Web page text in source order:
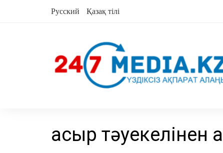
Русский Қазақ тілі
Ғасыр